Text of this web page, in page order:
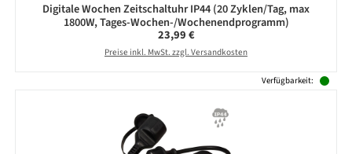
Digitale Wochen Zeitschaltuhr IP44 (20 Zyklen/Tag, max
1800W, Tages-Wochen-/Wochenendprogramm)
Regulärer Preis:
23,99 €
Preise inkl. MwSt. zzgl. Versandkosten
Verfügbarkeit: